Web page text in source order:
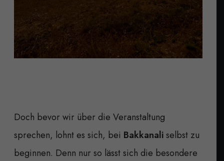
Doch bevor wir über die Veranstaltung
sprechen, lohnt es sich, bei Bakkanaliselbst zu
beginnen. Denn nur so lässt sich die besondere